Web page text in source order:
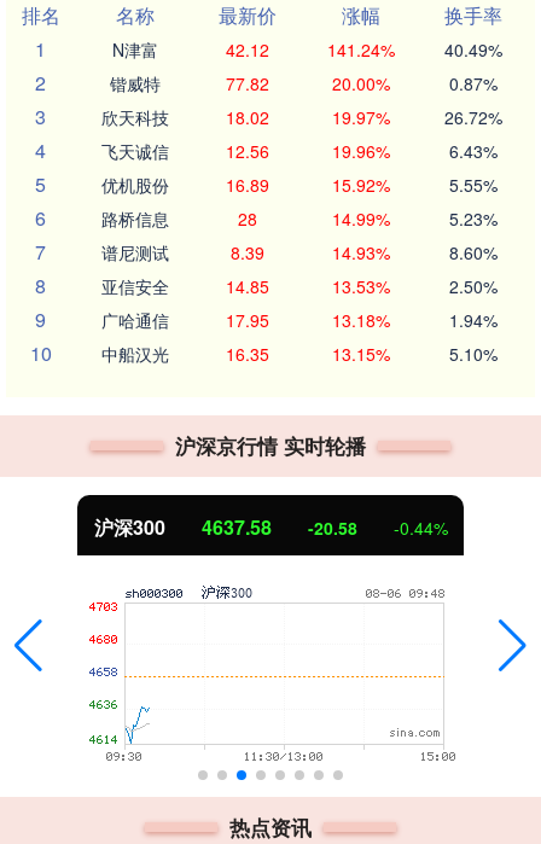
排名
名称 最新价 涨幅
换手率
1
N津富 42.12 141.24% 40.49%
2 锴威特 77.82 20.00% 0.87%
3 欣天科技 18.02 19.97% 26.72%
4 飞天诚信 12.56 19.96% 6.43%
5 优机股份 16.89 15.92% 5.55%
6 路桥信息 28 14.99% 5.23%
7 谱尼测试 8.39 14.93% 8.60%
8 亚信安全 14.85 13.53% 2.50%
9 广哈通信 17.95 13.18% 1.94%
10 中船汉光 16.35 13.15% 5.10%
沪深京行情 实时轮播
沪深300 4637.58 -20.58 -0.44%
热点资讯